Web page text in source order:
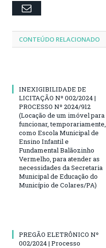
Email
CONTEÚDO RELACIONADO
INEXIGIBILIDADE DE
LICITAÇÃO Nº 002/2024 |
PROCESSO Nº 2024/912
(Locação de um imóvel para
funcionar, temporariamente,
como Escola Municipal de
Ensino Infantil e
Fundamental Balãozinho
Vermelho, para atender as
necessidades da Secretaria
Municipal de Educação do
Município de Colares/PA)
PREGÃO ELETRÔNICO Nº
002/2024 | Processo